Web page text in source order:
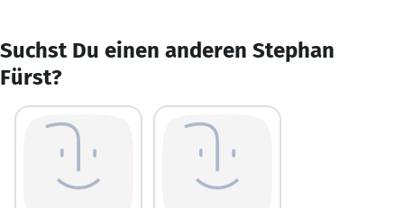
Suchst Du einen anderen Stephan
Fürst?